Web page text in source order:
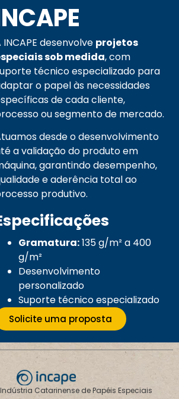
INCAPE desenvolve projetos
sob medida, com
técnico especializado para
o papel às necessidades
de cada cliente,
ou segmento de mercado.
desde o desenvolvimento
a validação do produto em
garantindo desempenho,
e aderência total ao
produtivo.
Gramatura:135 g/m² a 400
g/m²
Desenvolvimento
personalizado
Suporte técnico especializado
Solicite uma proposta
Catarinense de Papéis Especiais